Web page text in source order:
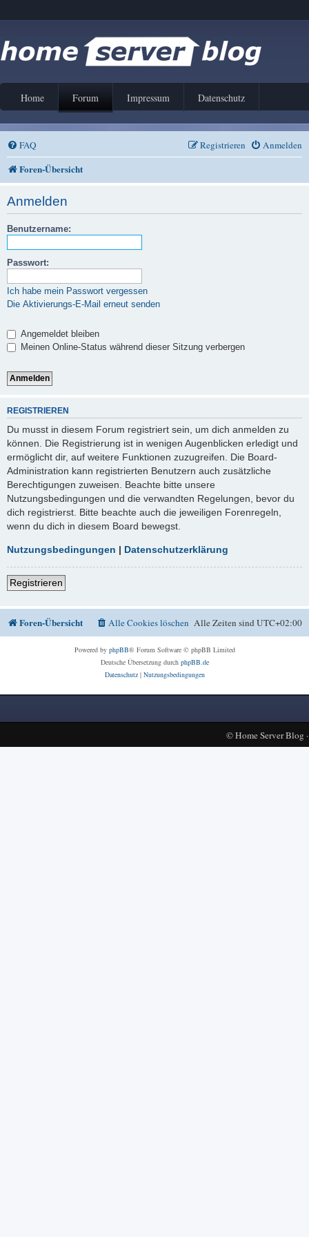
Home Forum Impressum Datenschutz
FAQ Anmelden
Registrieren
Foren-Übersicht
Anmelden
Benutzername:
Passwort:
Ich habe mein Passwort vergessen
Die Aktivierungs-E-Mail erneut senden
Angemeldet bleiben
Meinen Online-Status während dieser Sitzung verbergen
REGISTRIEREN
Du musst in diesem Forum registriert sein, um dich anmelden zu
können. Die Registrierung ist in wenigen Augenblicken erledigt und
ermöglicht dir, auf weitere Funktionen zuzugreifen. Die Board-
Administration kann registrierten Benutzern auch zusätzliche
Berechtigungen zuweisen. Beachte bitte unsere
Nutzungsbedingungen und die verwandten Regelungen, bevor du
dich registrierst. Bitte beachte auch die jeweiligen Forenregeln,
wenn du dich in diesem Board bewegst.
Nutzungsbedingungen | Datenschutzerklärung
Registrieren
Foren-Übersicht Alle Zeiten sindUTC+02:00
Alle Cookies löschen
Powered by phpBB® Forum Software © phpBB Limited
Deutsche Übersetzung durch phpBB.de
Datenschutz| Nutzungsbedingungen
©Home Server Blog